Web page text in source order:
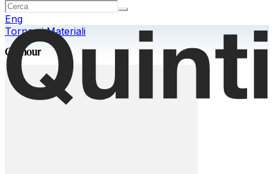
Eng
Torna ai Materiali
Glamour